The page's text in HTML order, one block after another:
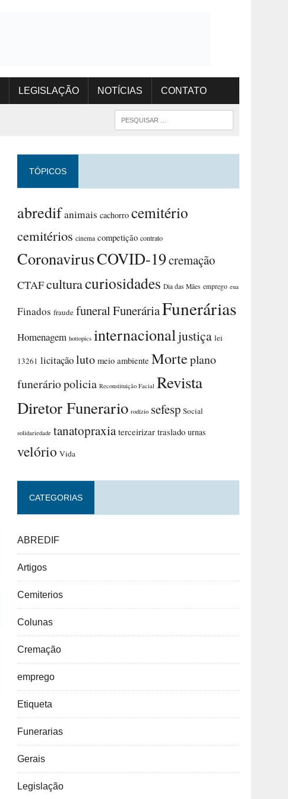
LEGISLAÇÃO NOTÍCIAS CONTATO
TÓPICOS
abredifanimais cachorro cemitério
cemitérios cinema competição contrato
CoronavirusCOVID-19cremação
CTAFculturacuriosidades Dia das Mães emprego eua
Finados fraude funeralFuneráriaFunerárias
Homenagem hottopics internacionaljustiça lei
13261 licitaçãoluto meio ambiente Morteplano
funeráriopolicia Reconstituição Facial Revista
Diretor Funerario rodízio sefesp Social
solidariedade tanatopraxia terceirizar traslado urnas
velório Vida
CATEGORIAS
ABREDIF
Artigos
Cemiterios
Colunas
Cremação
emprego
Etiqueta
Funerarias
Gerais
Legislação